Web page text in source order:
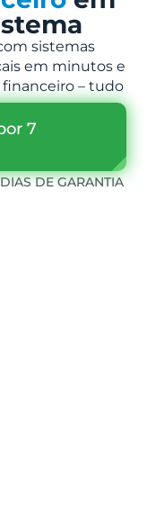
sistemas
em minutos e
– tudo
nuvem.
7
DE GARANTIA